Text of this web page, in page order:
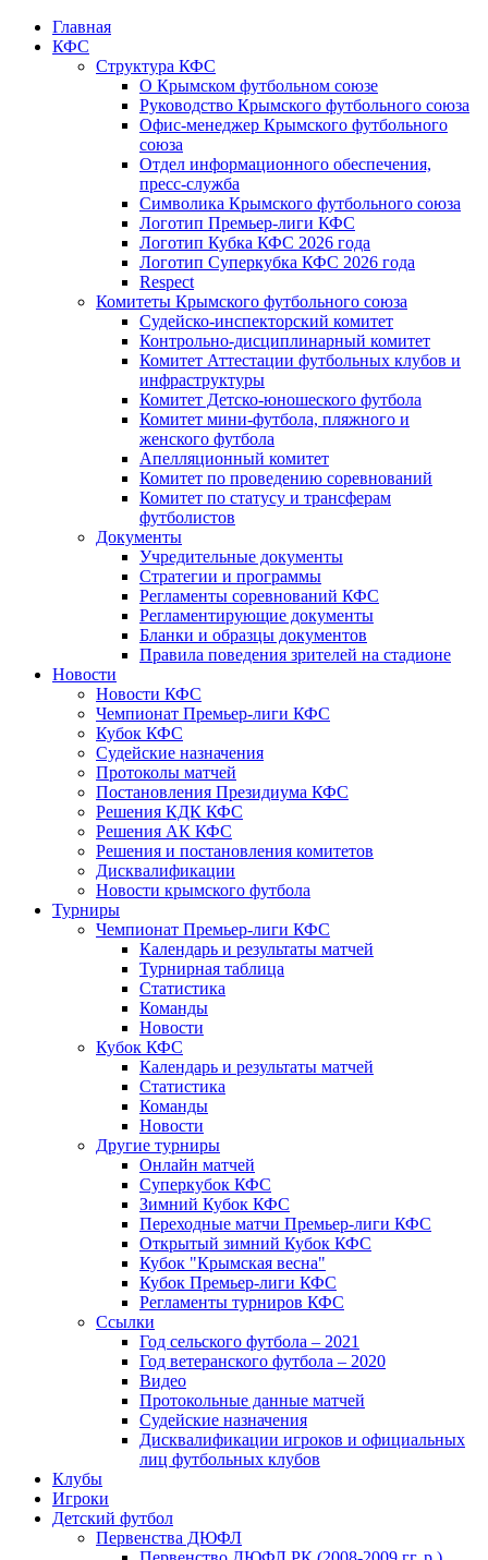
Главная
КФС
Структура КФС
О Крымском футбольном союзе
Руководство Крымского футбольного союза
Офис-менеджер Крымского футбольного
союза
Отдел информационного обеспечения,
пресс-служба
Символика Крымского футбольного союза
Логотип Премьер-лиги КФС
Логотип Кубка КФС 2026 года
Логотип Суперкубка КФС 2026 года
Respect
Комитеты Крымского футбольного союза
Судейско-инспекторский комитет
Контрольно-дисциплинарный комитет
Комитет Аттестации футбольных клубов и
инфраструктуры
Комитет Детско-юношеского футбола
Комитет мини-футбола, пляжного и
женского футбола
Апелляционный комитет
Комитет по проведению соревнований
Комитет по статусу и трансферам
футболистов
Документы
Учредительные документы
Стратегии и программы
Регламенты соревнований КФС
Регламентирующие документы
Бланки и образцы документов
Правила поведения зрителей на стадионе
Новости
Новости КФС
Чемпионат Премьер-лиги КФС
Кубок КФС
Судейские назначения
Протоколы матчей
Постановления Президиума КФС
Решения КДК КФС
Решения АК КФС
Решения и постановления комитетов
Дисквалификации
Новости крымского футбола
Турниры
Чемпионат Премьер-лиги КФС
Календарь и результаты матчей
Турнирная таблица
Статистика
Команды
Новости
Кубок КФС
Календарь и результаты матчей
Статистика
Команды
Новости
Другие турниры
Онлайн матчей
Суперкубок КФС
Зимний Кубок КФС
Переходные матчи Премьер-лиги КФС
Открытый зимний Кубок КФС
Кубок "Крымская весна"
Кубок Премьер-лиги КФС
Регламенты турниров КФС
Ссылки
Год сельского футбола – 2021
Год ветеранского футбола – 2020
Видео
Протокольные данные матчей
Судейские назначения
Дисквалификации игроков и официальных
лиц футбольных клубов
Клубы
Игроки
Детский футбол
Первенства ДЮФЛ